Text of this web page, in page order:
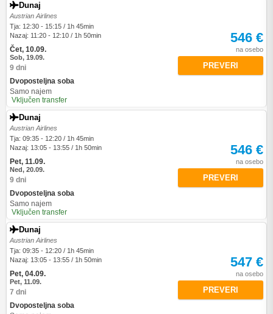
Dunaj
Austrian Airlines
Tja: 12:30 - 15:15 / 1h 45min
Nazaj: 11:20 - 12:10 / 1h 50min
Čet, 10.09.
Sob, 19.09.
9 dni
Dvoposteljna soba
Samo najem
Vključen transfer
546 €
na osebo
PREVERI
Dunaj
Austrian Airlines
Tja: 09:35 - 12:20 / 1h 45min
Nazaj: 13:05 - 13:55 / 1h 50min
Pet, 11.09.
Ned, 20.09.
9 dni
Dvoposteljna soba
Samo najem
Vključen transfer
546 €
na osebo
PREVERI
Dunaj
Austrian Airlines
Tja: 09:35 - 12:20 / 1h 45min
Nazaj: 13:05 - 13:55 / 1h 50min
Pet, 04.09.
Pet, 11.09.
7 dni
Dvoposteljna soba
547 €
na osebo
PREVERI